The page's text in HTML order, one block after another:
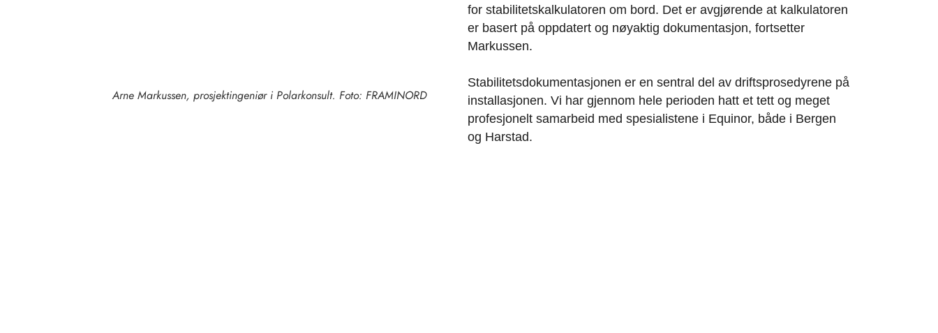
Arne Markussen, prosjektingeniør i Polarkonsult. Foto: FRAMINORD
for stabilitetskalkulatoren om bord. Det er avgjørende at kalkulatoren
er basert på oppdatert og nøyaktig dokumentasjon, fortsetter
Markussen.
Stabilitetsdokumentasjonen er en sentral del av driftsprosedyrene på
installasjonen. Vi har gjennom hele perioden hatt et tett og meget
profesjonelt samarbeid med spesialistene i Equinor, både i Bergen
og Harstad.